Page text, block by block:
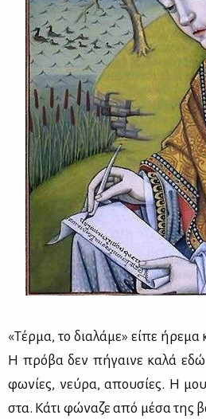
«Τέρ­μα, το δια­λά­με» εί­πε ήρε­μα
Η πρό­βα δεν πή­γαι­νε κα­λά
φω­νί­ες, νεύ­ρα, απου­σί­ες. Η
στα. Κά­τι φώ­να­ζε από μέ­σα της